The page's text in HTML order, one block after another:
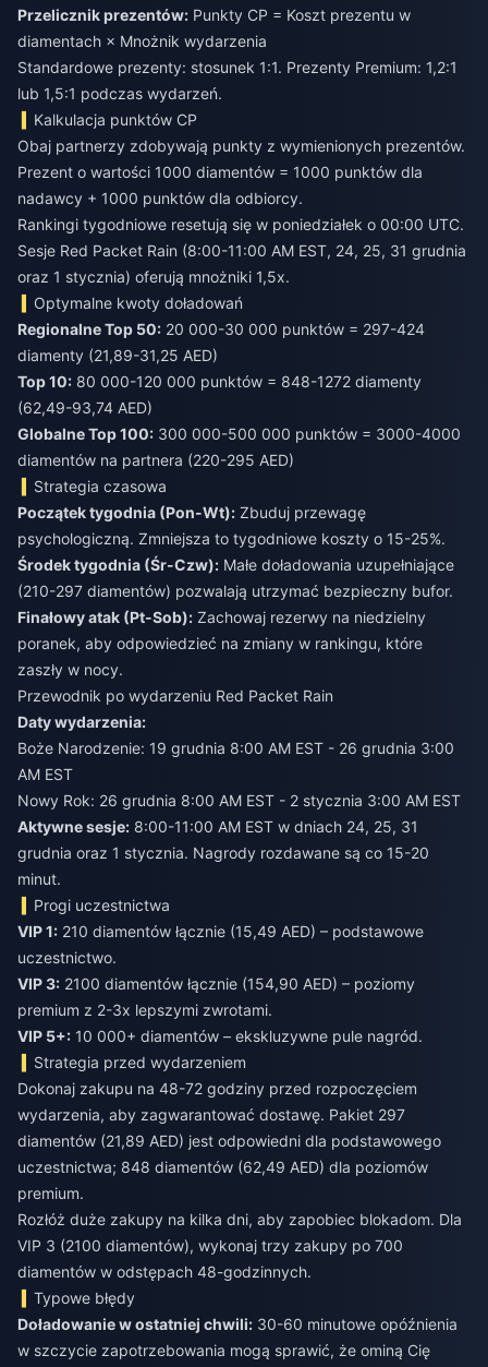
Przelicznik prezentów: Punkty CP = Koszt prezentu w
diamentach × Mnożnik wydarzenia
Standardowe prezenty: stosunek 1:1. Prezenty Premium: 1,2:1
lub 1,5:1 podczas wydarzeń.
Kalkulacja punktów CP
Obaj partnerzy zdobywają punkty z wymienionych prezentów.
Prezent o wartości 1000 diamentów = 1000 punktów dla
nadawcy + 1000 punktów dla odbiorcy.
Rankingi tygodniowe resetują się w poniedziałek o 00:00 UTC.
Sesje Red Packet Rain (8:00-11:00 AM EST, 24, 25, 31 grudnia
oraz 1 stycznia) oferują mnożniki 1,5x.
Optymalne kwoty doładowań
Regionalne Top 50: 20 000-30 000 punktów = 297-424
diamenty (21,89-31,25 AED)
Top 10: 80 000-120 000 punktów = 848-1272 diamenty
(62,49-93,74 AED)
Globalne Top 100: 300 000-500 000 punktów = 3000-4000
diamentów na partnera (220-295 AED)
Strategia czasowa
Początek tygodnia (Pon-Wt): Zbuduj przewagę
psychologiczną. Zmniejsza to tygodniowe koszty o 15-25%.
Środek tygodnia (Śr-Czw): Małe doładowania uzupełniające
(210-297 diamentów) pozwalają utrzymać bezpieczny bufor.
Finałowy atak (Pt-Sob): Zachowaj rezerwy na niedzielny
poranek, aby odpowiedzieć na zmiany w rankingu, które
zaszły w nocy.
Przewodnik po wydarzeniu Red Packet Rain
Daty wydarzenia:
Boże Narodzenie: 19 grudnia 8:00 AM EST - 26 grudnia 3:00
AM EST
Nowy Rok: 26 grudnia 8:00 AM EST - 2 stycznia 3:00 AM EST
Aktywne sesje: 8:00-11:00 AM EST w dniach 24, 25, 31
grudnia oraz 1 stycznia. Nagrody rozdawane są co 15-20
minut.
Progi uczestnictwa
VIP 1: 210 diamentów łącznie (15,49 AED) – podstawowe
uczestnictwo.
VIP 3: 2100 diamentów łącznie (154,90 AED) – poziomy
premium z 2-3x lepszymi zwrotami.
VIP 5+: 10 000+ diamentów – ekskluzywne pule nagród.
Strategia przed wydarzeniem
Dokonaj zakupu na 48-72 godziny przed rozpoczęciem
wydarzenia, aby zagwarantować dostawę. Pakiet 297
diamentów (21,89 AED) jest odpowiedni dla podstawowego
uczestnictwa; 848 diamentów (62,49 AED) dla poziomów
premium.
Rozłóż duże zakupy na kilka dni, aby zapobiec blokadom. Dla
VIP 3 (2100 diamentów), wykonaj trzy zakupy po 700
diamentów w odstępach 48-godzinnych.
Typowe błędy
Doładowanie w ostatniej chwili: 30-60 minutowe opóźnienia
w szczycie zapotrzebowania mogą sprawić, że ominą Cię